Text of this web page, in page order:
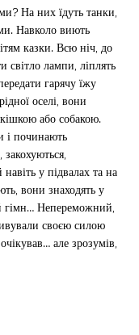
На них їдуть танки,
Навколо виють
казки. Всю ніч, до
лампи, ліплять
гарячу їжу
оселі, вони
або собакою.
і починають
у підвалах та на
вони знаходять у
гімн… Непереможний,
своєю силою
але зрозумів,